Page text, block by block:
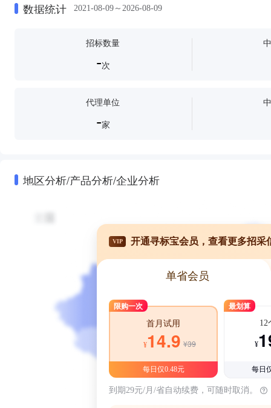
数据统计 2021-08-09～2026-08-09
招标数量
-次
代理单位
-家
地区分析/产品分析/企业分析
VIP 开通寻标宝会员，查看更多招采
单省会员
限购一次
首月试用
¥14.9 ¥39
每日仅0.48元
最划算
12
¥
每日
到期29元/月/省自动续费，可随时取消。